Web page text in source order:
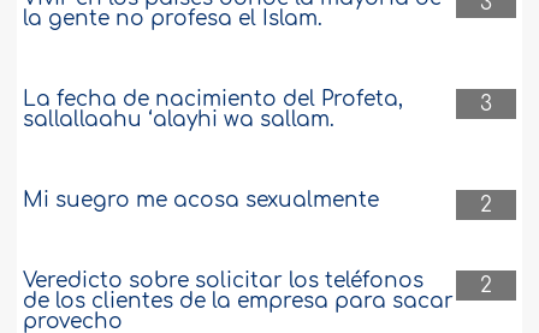
la gente no profesa el Islam.
3
La fecha de nacimiento del Profeta,
sallallaahu ‘alayhi wa sallam.
2
Mi suegro me acosa sexualmente
2
Veredicto sobre solicitar los teléfonos
de los clientes de la empresa para sacar
provecho